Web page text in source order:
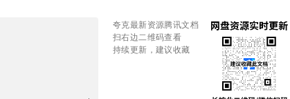
夸克最新资源腾讯文档
扫右边二维码查看
持续更新，建议收藏